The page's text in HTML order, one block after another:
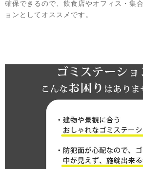
確保できるので、飲食店やオフィス・集
ョンとしてオススメです。